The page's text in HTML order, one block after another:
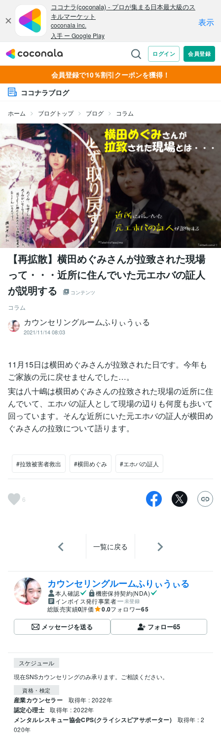
会員登録で10％割引クーポンを獲得！
ココナラブログ
ホーム ブログトップ ブログ コラム
【再拡散】横田めぐみさんが拉致された現場
って・・・近所に住んでいた元エホバの証人
が説明する
コンテンツ
コラム
カウンセリングルームふりぃうぃる
2021/11/14 08:03
11月15日は横田めぐみさんが拉致された日です。今年も
ご家族の元に戻せませんでした…。
実は八十嶋は横田めぐみさんの拉致された現場の近所に住
んでいて、エホバの証人として現場の辺りも何度も歩いて
回っています。そんな近所にいた元エホバの証人が横田め
ぐみさんの拉致について語ります。
#拉致被害者救出 #横田めぐみ #エホバの証人
6
一覧に戻る
カウンセリングルームふりぃうぃる
本人確認
機密保持契約(NDA)
インボイス発行事業者
未登録
総販売実績0評価 0.0フォロワー65
メッセージを送る フォロー65
スケジュール
現在SNSカウンセリングのみ承ります。ご相談ください。
資格・検定
産業カウンセラー 取得年 : 2022年
認定心理士 取得年 : 2022年
メンタルレスキュー協会CPS(クライシスピアサポーター)
取得年 : 2
020年